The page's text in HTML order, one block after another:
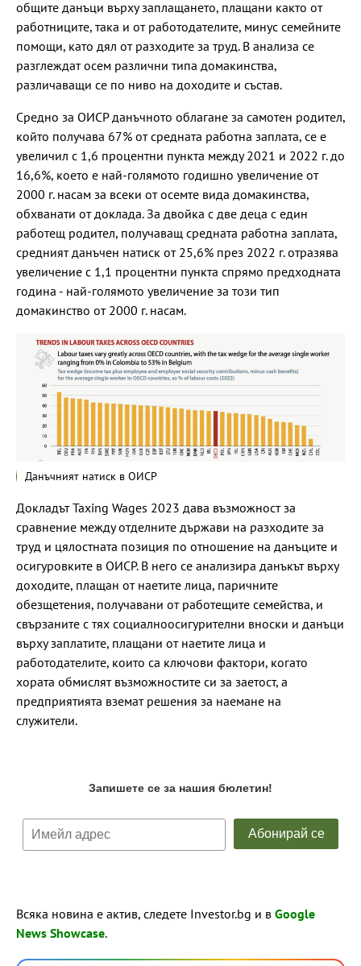
общите данъци върху заплащането, плащани както от
работниците, така и от работодателите, минус семейните
помощи, като дял от разходите за труд. В анализа се
разглеждат осем различни типа домакинства,
различаващи се по ниво на доходите и състав.
Средно за ОИСР данъчното облагане за самотен родител,
който получава 67% от средната работна заплата, се е
увеличил с 1,6 процентни пункта между 2021 и 2022 г. до
16,6%, което е най-голямото годишно увеличение от
2000 г. насам за всеки от осемте вида домакинства,
обхванати от доклада. За двойка с две деца с един
работещ родител, получаващ средната работна заплата,
средният данъчен натиск от 25,6% през 2022 г. отразява
увеличение с 1,1 процентни пункта спрямо предходната
година - най-голямото увеличение за този тип
домакинство от 2000 г. насам.
Данъчният натиск в ОИСР
Докладът Taxing Wages 2023 дава възможност за
сравнение между отделните държави на разходите за
труд и цялостната позиция по отношение на данъците и
осигуровките в ОИСР. В него се анализира данъкът върху
доходите, плащан от наетите лица, паричните
обезщетения, получавани от работещите семейства, и
свързаните с тях социалноосигурителни вноски и данъци
върху заплатите, плащани от наетите лица и
работодателите, които са ключови фактори, когато
хората обмислят възможностите си за заетост, а
предприятията вземат решения за наемане на
служители.
Всяка новина е актив, следете Investor.bg и в Google
News Showcase.